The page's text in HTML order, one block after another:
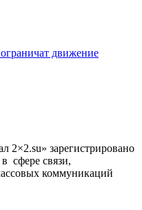
движение
2×2.su» зарегистрировано
сфере связи,
коммуникаций